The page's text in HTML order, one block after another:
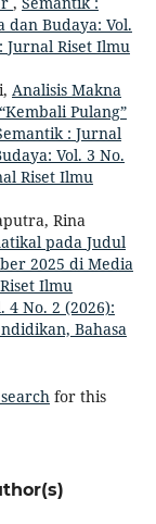
dan Budaya: Vol.
Jurnal Riset Ilmu
Analisis Makna
Pulang”
: Jurnal
Vol. 3 No.
Riset Ilmu
Rina
pada Judul
2025 di Media
Ilmu
4 No. 2 (2026):
Bahasa
for this